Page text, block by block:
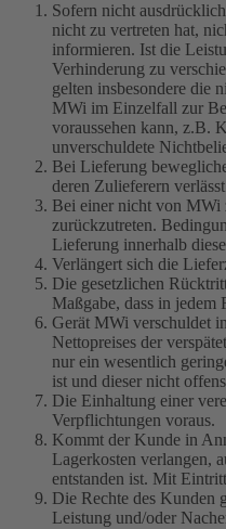
Sofern nicht
nicht zu vertreten hat,
informieren. Ist die
Verhinderung zu
gelten insbesondere die
MWi im Einzelfall zur
voraussehen kann, z.B.
unverschuldete
Bei Lieferung
deren Zulieferern
Bei einer nicht von MWi
zurückzutreten.
Lieferung innerhalb
Verlängert sich die
Die gesetzlichen
Maßgabe, dass in jedem
Gerät MWi verschuldet
Nettopreises der
nur ein wesentlich
ist und dieser nicht
Die Einhaltung einer
Verpflichtungen voraus.
Kommt der Kunde in
Lagerkosten verlangen,
entstanden ist. Mit
Die Rechte des Kunden
Leistung und/oder